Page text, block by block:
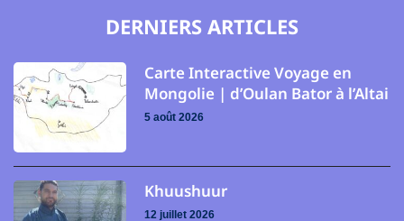
DERNIERS ARTICLES
Carte Interactive Voyage en
Mongolie | d’Oulan Bator à l’Altai
5 août 2026
Khuushuur
12 juillet 2026